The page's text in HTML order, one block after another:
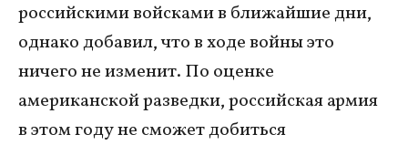
российскими войсками в ближайшие дни,
однако добавил, что в ходе войны это
ничего не изменит. По оценке
американской разведки, российская армия
в этом году не сможет добиться